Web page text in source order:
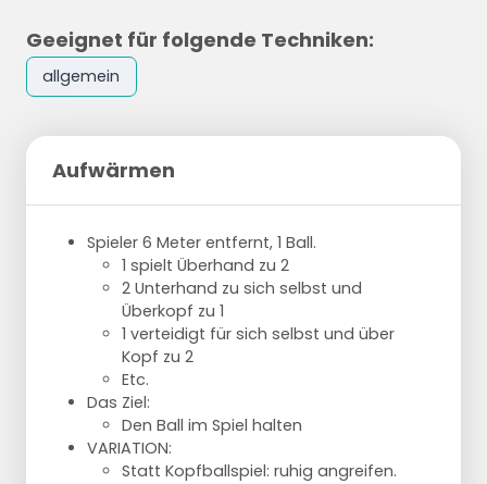
Geeignet für folgende Techniken:
allgemein
Aufwärmen
Spieler 6 Meter entfernt, 1 Ball.
1 spielt Überhand zu 2
2 Unterhand zu sich selbst und
Überkopf zu 1
1 verteidigt für sich selbst und über
Kopf zu 2
Etc.
Das Ziel:
Den Ball im Spiel halten
VARIATION:
Statt Kopfballspiel: ruhig angreifen.